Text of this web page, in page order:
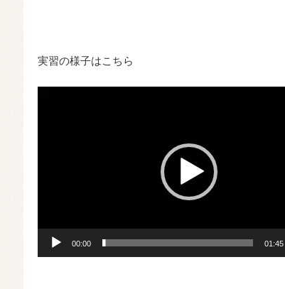
実習の様子はこちら
00:00 01:45